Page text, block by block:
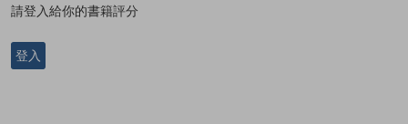
請登入給你的書籍評分
登入